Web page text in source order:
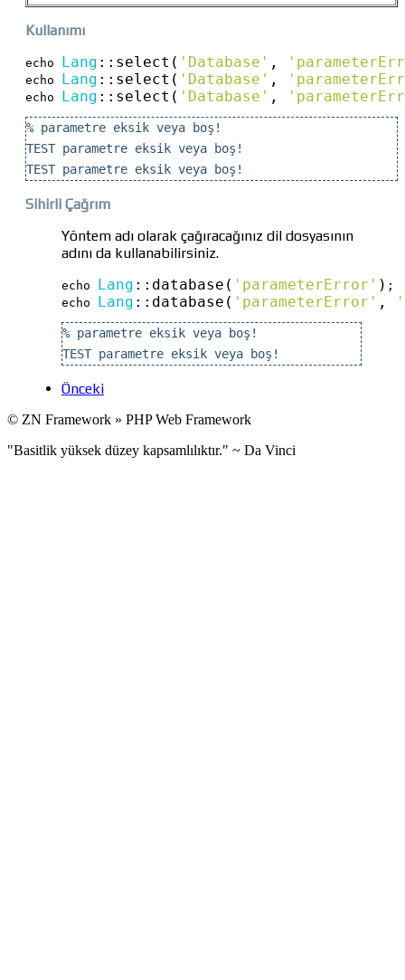
Kullanımı
echo Lang :: select( 'Database' ,
echo Lang :: select( 'Database' ,
echo Lang :: select( 'Database' ,
% parametre eksik veya boş!
TEST parametre eksik veya boş!
TEST parametre eksik veya boş!
Sihirli Çağrım
Yöntem adı olarak çağıracağınız dil dosyasının
adını da kullanabilirsiniz.
echo Lang :: database( 'parameterError' ) ;
echo
Lang :: database( 'parameterError' ,
% parametre eksik veya boş!
TEST parametre eksik veya boş!
Önceki
© ZN Framework » PHP Web Framework
"Basitlik yüksek düzey kapsamlılıktır." ~ Da Vinci